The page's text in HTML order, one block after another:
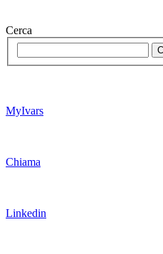
Cerca
MyIvars
Chiama
Linkedin